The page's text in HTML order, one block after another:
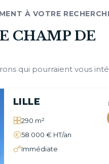
À VOTRE
CHAMP DE
qui pourraient vous
LILLE
290 m²
58 000 € HT/an
Immédiate